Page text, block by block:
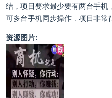
结，项目要求最少要有两台手机
可多台手机同步操作，项目非常
资源图片: